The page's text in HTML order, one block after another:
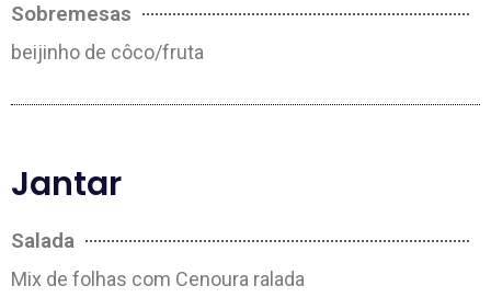
Sobremesas
beijinho de côco/fruta
Jantar
Salada
Mix de folhas com Cenoura ralada